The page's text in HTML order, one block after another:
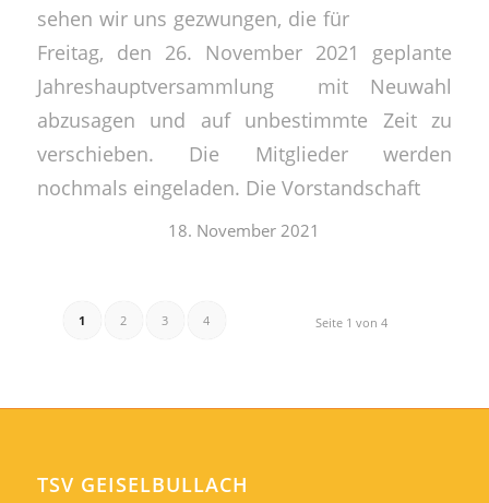
sehen wir uns gezwungen, die für
Freitag, den 26. November 2021 geplante
Jahreshauptversammlung mit Neuwahl
abzusagen und auf unbestimmte Zeit zu
verschieben. Die Mitglieder werden
nochmals eingeladen. Die Vorstandschaft
18. November 2021
Seite 1 von 4
1 2 3 4
TSV GEISELBULLACH